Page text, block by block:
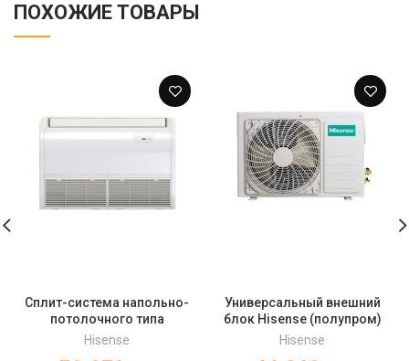
ПОХОЖИЕ ТОВАРЫ
Сплит-система напольно-
потолочного типа
(внутренний блок) Hisense
Hisense
Универсальный внешний
блок Hisense (полупром)
AUW-24H4SF
Hisense